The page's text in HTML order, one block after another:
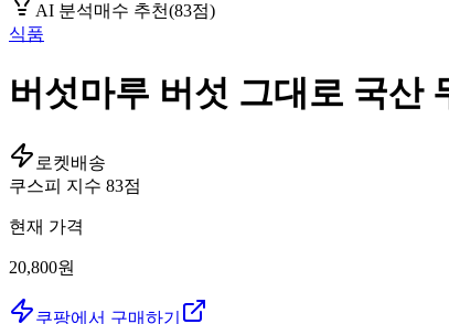
AI 분석매수 추천(83점)
식품
버섯마루 버섯 그대로 국산
로켓배송
쿠스피 지수 83점
현재 가격
20,800원
쿠팡에서 구매하기